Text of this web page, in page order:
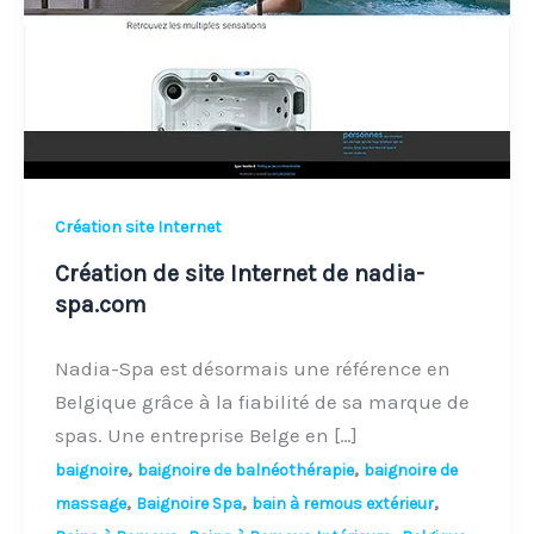
Création site Internet
Création de site Internet de nadia-
spa.com
Nadia-Spa est désormais une référence en
Belgique grâce à la fiabilité de sa marque de
spas. Une entreprise Belge en […]
baignoire, baignoire de balnéothérapie, baignoire de
massage, Baignoire Spa, bain à remous extérieur,